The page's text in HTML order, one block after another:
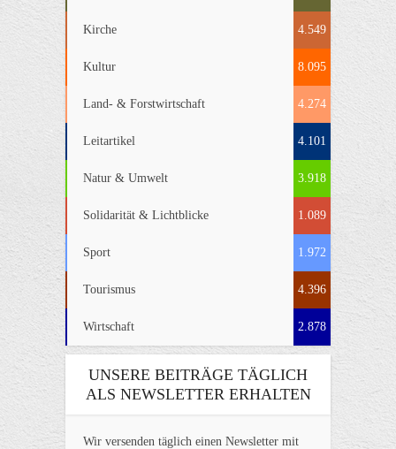
Kirche 4.549
Kultur 8.095
Land- & Forstwirtschaft 4.274
Leitartikel 4.101
Natur & Umwelt 3.918
Solidarität & Lichtblicke 1.089
Sport 1.972
Tourismus 4.396
Wirtschaft 2.878
UNSERE BEITRÄGE TÄGLICH
ALS NEWSLETTER ERHALTEN
Wir versenden täglich einen Newsletter mit